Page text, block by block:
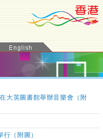
大英圖書館舉辦音樂會（附
（附圖）